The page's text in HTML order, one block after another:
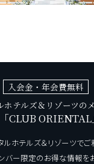
入会金・年会費無料
ホテルズ＆リゾーツの
「CLUB ORIENTAL
ホテルズ＆リゾーツでご
バー限定のお得な情報を